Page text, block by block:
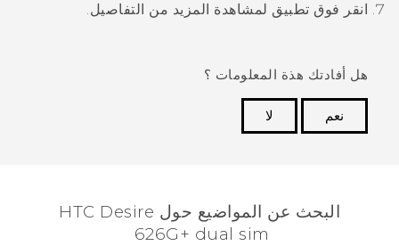
انقر فوق تطبيق لمشاهدة المزيد من التفاصيل.
هل أفادتك هذة المعلومات ؟
نعم
لا
البحث عن المواضيع حول HTC Desire
626G+ dual sim